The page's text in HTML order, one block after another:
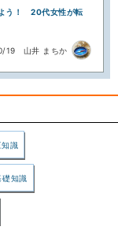
う！ 20代女性が転
19 山井 まちか
知識
礎知識